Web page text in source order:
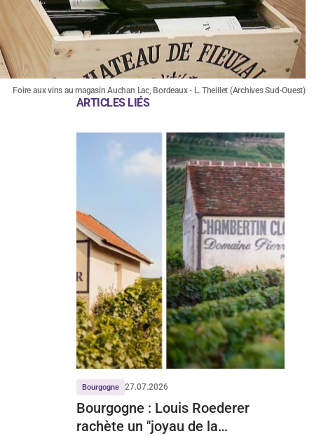
Foire aux vins au magasin Auchan Lac, Bordeaux - L. Theillet (Archives Sud-Ouest)
ARTICLES LIÉS
Bourgogne 27.07.2026
Bourgogne : Louis Roederer
rachète un "joyau de la